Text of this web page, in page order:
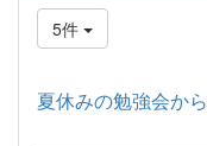
5件
夏休みの勉強会から